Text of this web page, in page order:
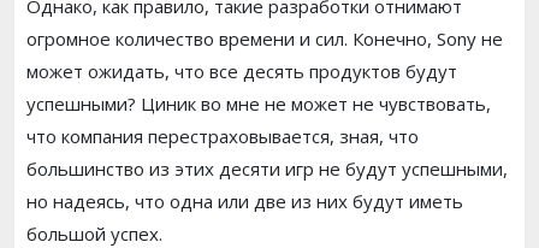
Однако, как правило, такие разработки отнимают
огромное количество времени и сил. Конечно, Sony не
может ожидать, что все десять продуктов будут
успешными? Циник во мне не может не чувствовать,
что компания перестраховывается, зная, что
большинство из этих десяти игр не будут успешными,
но надеясь, что одна или две из них будут иметь
большой успех.